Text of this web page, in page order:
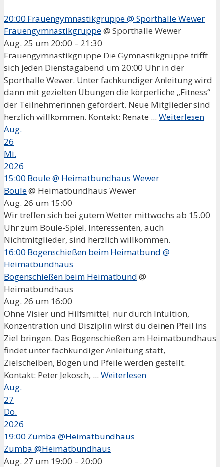
20:00 Frauengymnastikgruppe@ Sporthalle Wewer
Frauengymnastikgruppe@ Sporthalle Wewer
Aug. 25 um 20:00 – 21:30
Frauengymnastikgruppe Die Gymnastikgruppe trifft
sich jeden Dienstagabend um 20:00 Uhr in der
Sporthalle Wewer. Unter fachkundiger Anleitung wird
dann mit gezielten Übungen die körperliche „Fitness“
der Teilnehmerinnen gefördert. Neue Mitglieder sind
herzlich willkommen. Kontakt: Renate ... Weiterlesen
Aug.
26
Mi.
2026
15:00 Boule@ Heimatbundhaus Wewer
Boule@ Heimatbundhaus Wewer
Aug. 26 um 15:00
Wir treffen sich bei gutem Wetter mittwochs ab 15.00
Uhr zum Boule-Spiel. Interessenten, auch
Nichtmitglieder, sind herzlich willkommen.
16:00 Bogenschießen beim Heimatbund @
Heimatbundhaus
Bogenschießen beim Heimatbund @
Heimatbundhaus
Aug. 26 um 16:00
Ohne Visier und Hilfsmittel, nur durch Intuition,
Konzentration und Disziplin wirst du deinen Pfeil ins
Ziel bringen. Das Bogenschießen am Heimatbundhaus
findet unter fachkundiger Anleitung statt,
Zielscheiben, Bogen und Pfeile werden gestellt.
Kontakt: Peter Jekosch, ... Weiterlesen
Aug.
27
Do.
2026
19:00 Zumba @Heimatbundhaus
Zumba @Heimatbundhaus
Aug. 27 um 19:00 – 20:00